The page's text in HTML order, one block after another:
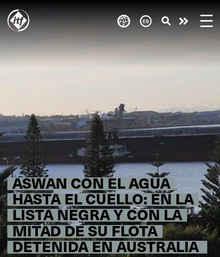
to
main
ASWAN CON EL AGUA
HASTA EL CUELLO: EN LA
LISTA NEGRA Y CON LA
MITAD DE SU FLOTA
DETENIDA EN AUSTRALIA
Take
action